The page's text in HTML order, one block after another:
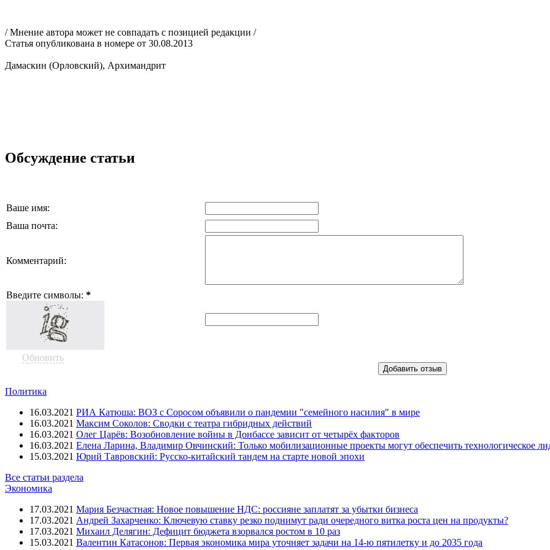
/ Мнение автора может не совпадать с позицией редакции /
Статья опубликована в номере от 30.08.2013
Дамаскин (Орловский), Архимандрит
Обсуждение статьи
Ваше имя:
Ваша почта:
Комментарий:
Введите символы: *
Обновить
Политика
16.03.2021 РИА Катюша: ВОЗ с Соросом объявили о пандемии "семейного насилия" в мире
16.03.2021 Максим Соколов: Сводки с театра гибридных действий
16.03.2021 Олег Царёв: Возобновление войны в Донбассе зависит от четырёх факторов
16.03.2021 Елена Ларина, Владимир Овчинский: Только мобилизационные проекты могут обеспечить технологическое
15.03.2021 Юрий Тавровский: Русско-китайский тандем на старте новой эпохи
Все статьи раздела
Экономика
17.03.2021 Мария Безчастная: Новое повышение НДС: россияне заплатят за убытки бизнеса
17.03.2021 Андрей Захарченко: Ключевую ставку резко поднимут ради очередного витка роста цен на продукты?
17.03.2021 Михаил Делягин: Дефицит бюджета взорвался ростом в 10 раз
15.03.2021 Валентин Катасонов: Первая экономика мира уточняет задачи на 14-ю пятилетку и до 2035 года